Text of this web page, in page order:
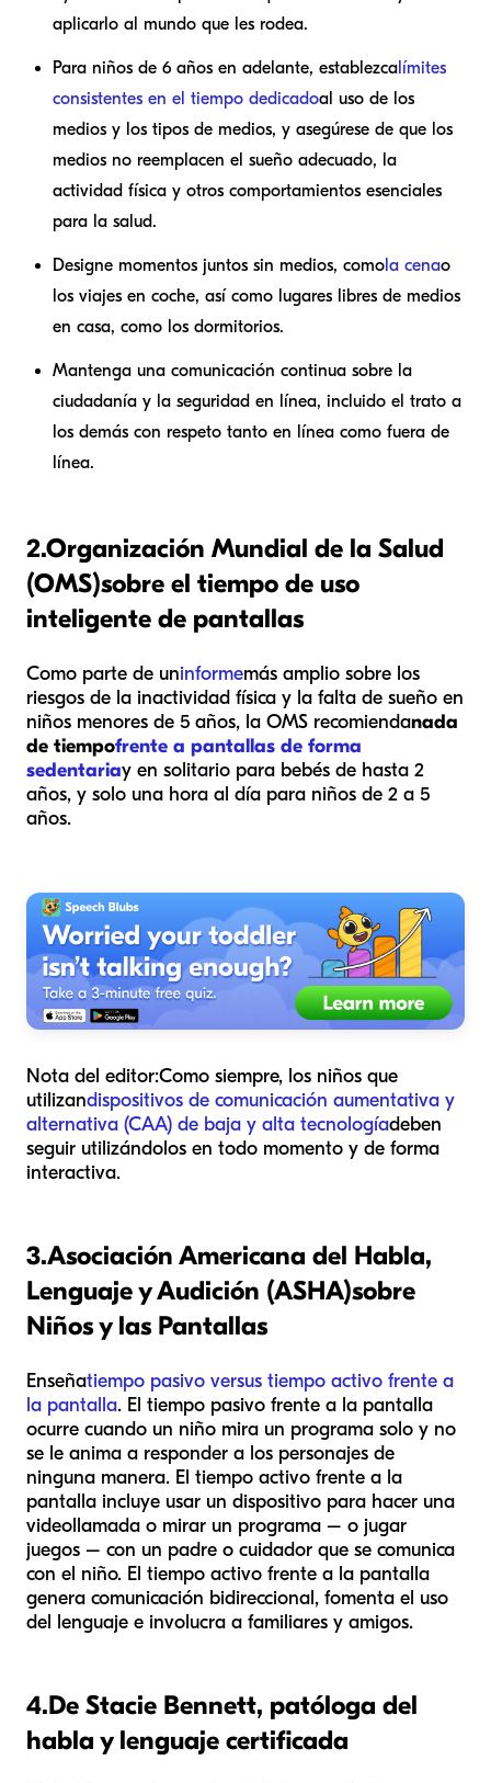
aplicarlo al mundo que les rodea.
Para niños de 6 años en adelante, establezca límites
consistentes en el tiempo dedicadoal uso de los
medios y los tipos de medios, y asegúrese de que los
medios no reemplacen el sueño adecuado, la
actividad física y otros comportamientos esenciales
para la salud.
Designe momentos juntos sin medios, como la cenao
los viajes en coche, así como lugares libres de medios
en casa, como los dormitorios.
Mantenga una comunicación continua sobre la
ciudadanía y la seguridad en línea, incluido el trato a
los demás con respeto tanto en línea como fuera de
línea.
2.Organización Mundial de la Salud
(OMS)sobre el tiempo de uso
inteligente de pantallas
Como parte de uninformemás amplio sobre los
riesgos de la inactividad física y la falta de sueño en
niños menores de 5 años, la OMS recomiendanada
de tiempofrente a pantallas de forma
sedentariay en solitario para bebés de hasta 2
años, y solo una hora al día para niños de 2 a 5
años.
Nota del editor:Como siempre, los niños que
utilizandispositivos de comunicación aumentativa y
alternativa (CAA) de baja y alta tecnologíadeben
seguir utilizándolos en todo momento y de forma
interactiva.
3.Asociación Americana del Habla,
Lenguaje y Audición (ASHA)sobre
Niños y las Pantallas
Enseñatiempo pasivo versus tiempo activo frente a
la pantalla. El tiempo pasivo frente a la pantalla
ocurre cuando un niño mira un programa solo y no
se le anima a responder a los personajes de
ninguna manera. El tiempo activo frente a la
pantalla incluye usar un dispositivo para hacer una
videollamada o mirar un programa – o jugar
juegos – con un padre o cuidador que se comunica
con el niño. El tiempo activo frente a la pantalla
genera comunicación bidireccional, fomenta el uso
del lenguaje e involucra a familiares y amigos.
4.De Stacie Bennett, patóloga del
habla y lenguaje certificada